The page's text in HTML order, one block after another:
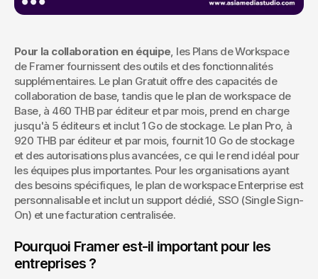
Pour la collaboration en équipe, les Plans de Workspace
de Framer fournissent des outils et des fonctionnalités
supplémentaires. Le plan Gratuit offre des capacités de
collaboration de base, tandis que le plan de workspace de
Base, à 460 THB par éditeur et par mois, prend en charge
jusqu'à 5 éditeurs et inclut 1 Go de stockage. Le plan Pro, à
920 THB par éditeur et par mois, fournit 10 Go de stockage
et des autorisations plus avancées, ce qui le rend idéal pour
les équipes plus importantes. Pour les organisations ayant
des besoins spécifiques, le plan de workspace Enterprise est
personnalisable et inclut un support dédié, SSO (Single Sign-
On) et une facturation centralisée.
Pourquoi Framer est-il important pour les
entreprises ?